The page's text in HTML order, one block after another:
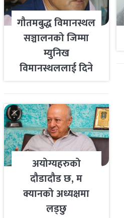
गौतमबुद्ध विमानस्थल
सञ्चालनको जिम्मा
म्युनिख
विमानस्थललाई दिने
अयोग्यहरुको
दौडादौड छ, म
क्यानको अध्यक्षमा
लड्छु